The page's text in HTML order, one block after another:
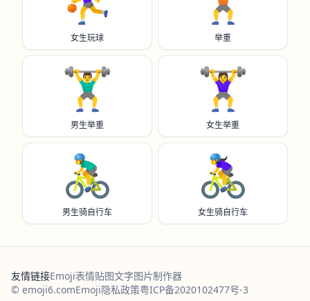
女生玩球 举重
🏋️‍♂️
男生举重
🏋️‍♀️
女生举重
🚴‍♂️
男生骑自行车
🚴‍♀️
女生骑自行车
友情链接Emoji表情贴图文字图片制作器
© emoji6.comEmoji隐私政策粤ICP备2020102477号-3